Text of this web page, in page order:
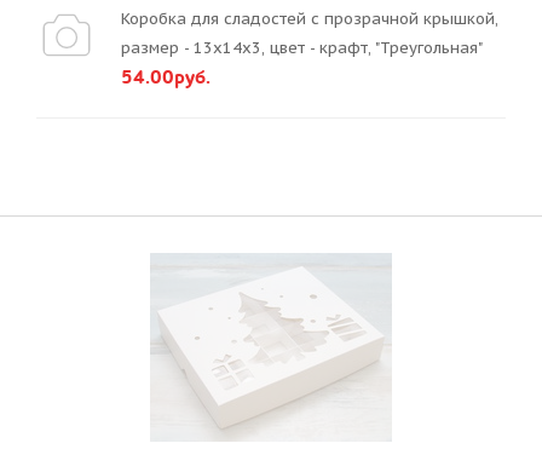
Коробка для сладостей с прозрачной крышкой,
размер - 13х14х3, цвет - крафт, "Треугольная"
54.00руб.